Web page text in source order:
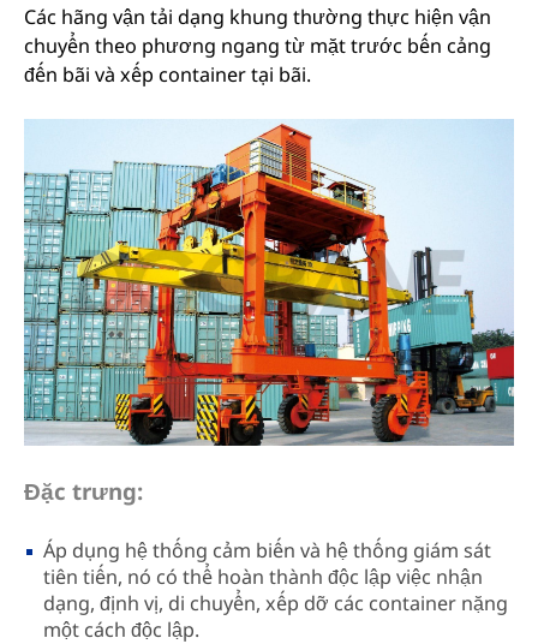
Các hãng vận tải dạng khung thường thực hiện vận
chuyển theo phương ngang từ mặt trước bến cảng
đến bãi và xếp container tại bãi.
Đặc trưng:
Áp dụng hệ thống cảm biến và hệ thống giám sát
tiên tiến, nó có thể hoàn thành độc lập việc nhận
dạng, định vị, di chuyển, xếp dỡ các container nặng
một cách độc lập.